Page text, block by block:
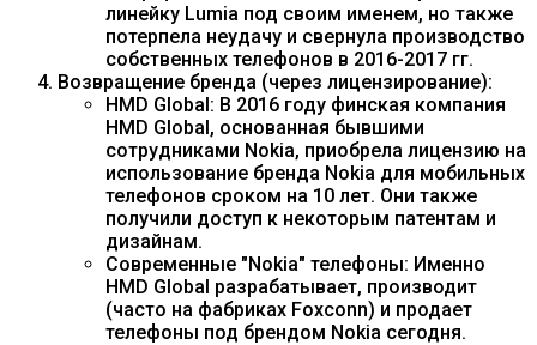
линейку Lumia под своим именем, но также
потерпела неудачу и свернула производство
собственных телефонов в 2016-2017 гг.
Возвращение бренда (через лицензирование):
HMD Global: В 2016 году финская компания
HMD Global, основанная бывшими
сотрудниками Nokia, приобрела лицензию на
использование бренда Nokia для мобильных
телефонов сроком на 10 лет. Они также
получили доступ к некоторым патентам и
дизайнам.
Современные "Nokia" телефоны: Именно
HMD Global разрабатывает, производит
(часто на фабриках Foxconn) и продает
телефоны под брендом Nokia сегодня.